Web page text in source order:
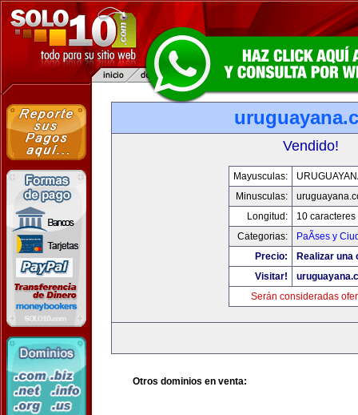
Vendido!
Mayusculas:
Minusculas:
Longitud:
10 caracteres
Categorias:
PaÃ­ses y
Precio:
Realizar una
Visitar!
Serán consideradas
Otros dominios en venta: